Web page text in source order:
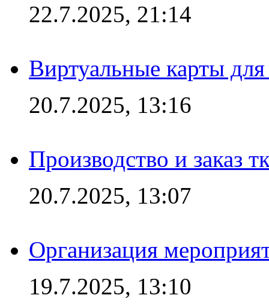
22.7.2025, 21:14
Виртуальные карты
20.7.2025, 13:16
Производство и заказ
20.7.2025, 13:07
Организация
19.7.2025, 13:10